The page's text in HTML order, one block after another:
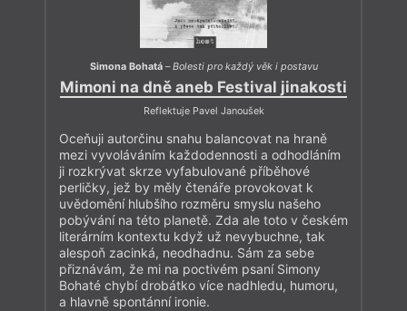
Simona Bohatá–Bolesti pro každý věk i postavu
Mimoni na dně aneb Festival jinakosti
Reflektuje Pavel Janoušek
Oceňuji autorčinu snahu balancovat na hraně
mezi vyvoláváním každodennosti a odhodláním
ji rozkrývat skrze vyfabulované příběhové
perličky, jež by měly čtenáře provokovat k
uvědomění hlubšího rozměru smyslu našeho
pobývání na této planetě. Zda ale toto v českém
literárním kontextu když už nevybuchne, tak
alespoň zacinká, neodhadnu. Sám za sebe
přiznávám, že mi na poctivém psaní Simony
Bohaté chybí drobátko více nadhledu, humoru,
a hlavně spontánní ironie.